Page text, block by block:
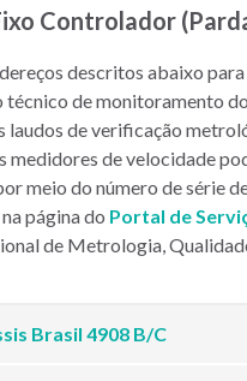
Controlador
descritos abaixo
técnico de monitoramento
laudos de verificação
medidores de velocidade
meio do número de série
página do Portal de
de Metrologia,
Brasil 4908 B/C